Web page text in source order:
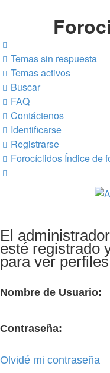
Temas sin respuesta
Temas activos
Buscar
FAQ
Contáctenos
Identificarse
Registrarse
Forocíclidos Índice de
El
esté registrado
para ver
Nombre de Usuario:
Contraseña:
Olvidé mi contraseña